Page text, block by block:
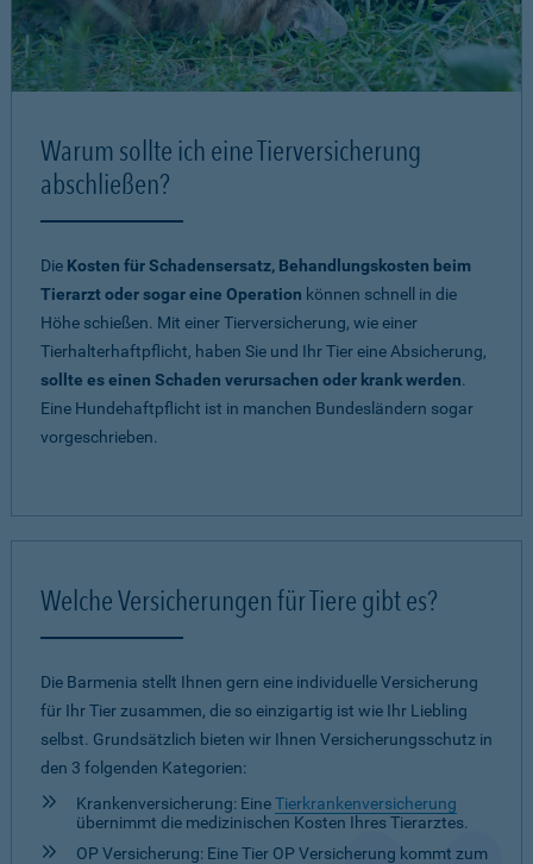
Warum sollte ich eine Tierversicherung
abschließen?
Die Kosten für Schadensersatz, Behandlungskosten beim
Tierarzt oder sogar eine Operation können schnell in die
Höhe schießen. Mit einer Tierversicherung, wie einer
Tierhalterhaftpflicht, haben Sie und Ihr Tier eine Absicherung,
sollte es einen Schaden verursachen oder krank werden.
Eine Hundehaftpflicht ist in manchen Bundesländern sogar
vorgeschrieben.
Welche Versicherungen für Tiere gibt es?
Die Barmenia stellt Ihnen gern eine individuelle Versicherung
für Ihr Tier zusammen, die so einzigartig ist wie Ihr Liebling
selbst. Grundsätzlich bieten wir Ihnen Versicherungsschutz in
den 3 folgenden Kategorien:
Krankenversicherung: EineTierkrankenversicherung
übernimmt die medizinischen Kosten Ihres Tierarztes.
OP Versicherung: Eine Tier OP Versicherung kommt zum